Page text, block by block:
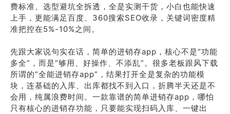
费标准、选型避坑全拆透，全是实测干货，小白也能快速
上手，更能满足百度、360搜索SEO收录，关键词密度精
准把控在5%-10%之间。
先跟大家说句实在话，简单的进销存app，核心不是“功能
多全”，而是“够用、好操作、不添乱”。很多老板跟风下载
所谓的“全能进销存app”，结果打开全是复杂的功能模
块，连基础的入库、出库都找不到入口，折腾半天还是不
会用，纯属浪费时间。一款靠谱的简单进销存app，哪怕
只有核心的进销存功能，只要能实现扫码入库、一键出